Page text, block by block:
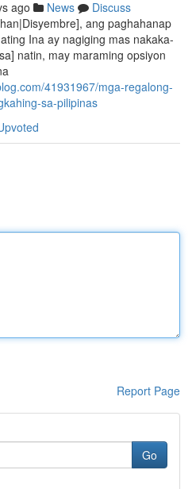
ago News
Discuss
ang paghahanap
Ina ay nagiging mas nakaka-
natin, may maraming opsiyon
41931967/mga-regalong-
sa-pilipinas
Report Page
Go